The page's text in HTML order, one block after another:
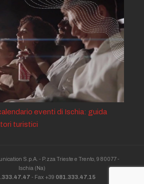
eventi di Ischia: guida
turistici
S.p.A. - P.zza Trieste e Trento, 9 80077 -
Ischia (Na)
- Fax +39 081.333.47.15